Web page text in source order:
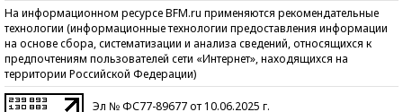
На информационном ресурсе BFM.ru применяются рекомендательные
технологии (информационные технологии предоставления информации
на основе сбора, систематизации и анализа сведений, относящихся к
предпочтениям пользователей сети «Интернет», находящихся на
территории Российской Федерации)
Эл № ФС77-89677 от 10.06.2025 г.